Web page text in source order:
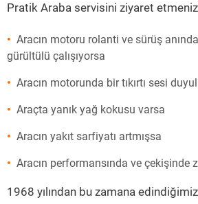
Pratik Araba servisini ziyaret
Aracın motoru rolanti ve sürüş
gürültülü çalışıyorsa
Aracın motorunda bir tıkırtı sesi
Araçta yanık yağ kokusu varsa
Aracın yakıt sarfiyatı artmışsa
Aracın performansında ve çekişinde
1968 yılından bu zamana